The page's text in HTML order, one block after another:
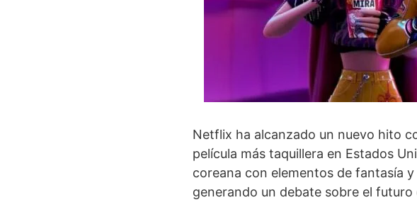
Netflix ha alcanzado un nuevo hito
película más taquillera en Estados
coreana con elementos de fantasía
generando un debate sobre el